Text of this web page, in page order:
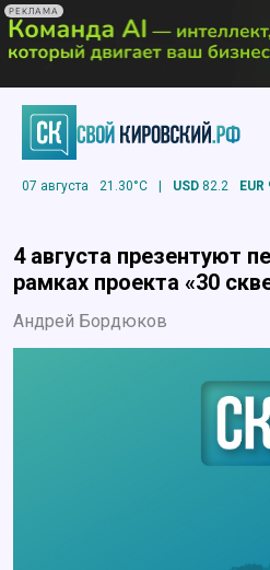
РЕКЛАМА
07 августа 21.30°C | USD 82.2 EUR
4 августа презентуют
рамках проекта «30
Андрей Бордюков